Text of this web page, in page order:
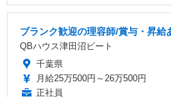
ブランク歓迎の理容師/賞与・昇給
QBハウス津田沼ビート
千葉県
月給25万500円～26万500円
正社員